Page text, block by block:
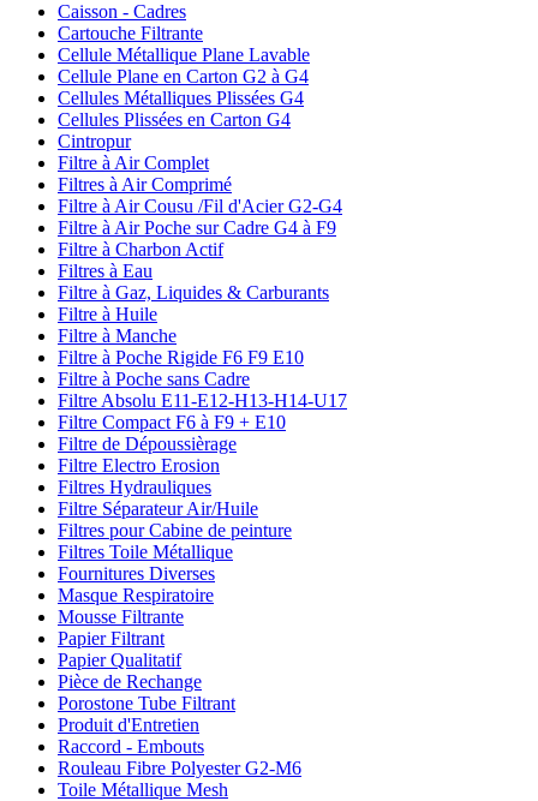
Caisson - Cadres
Cartouche Filtrante
Cellule Métallique Plane Lavable
Cellule Plane en Carton G2 à G4
Cellules Métalliques Plissées G4
Cellules Plissées en Carton G4
Cintropur
Filtre à Air Complet
Filtres à Air Comprimé
Filtre à Air Cousu /Fil d'Acier G2-G4
Filtre à Air Poche sur Cadre G4 à F9
Filtre à Charbon Actif
Filtres à Eau
Filtre à Gaz, Liquides & Carburants
Filtre à Huile
Filtre à Manche
Filtre à Poche Rigide F6 F9 E10
Filtre à Poche sans Cadre
Filtre Absolu E11-E12-H13-H14-U17
Filtre Compact F6 à F9 + E10
Filtre de Dépoussièrage
Filtre Electro Erosion
Filtres Hydrauliques
Filtre Séparateur Air/Huile
Filtres pour Cabine de peinture
Filtres Toile Métallique
Fournitures Diverses
Masque Respiratoire
Mousse Filtrante
Papier Filtrant
Papier Qualitatif
Pièce de Rechange
Porostone Tube Filtrant
Produit d'Entretien
Raccord - Embouts
Rouleau Fibre Polyester G2-M6
Toile Métallique Mesh